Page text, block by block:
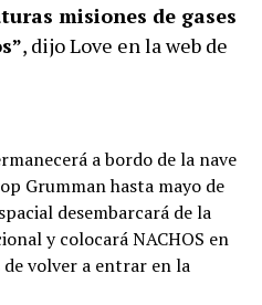
misiones de gases
, dijo Love en la web de
a bordo de la nave
Grumman hasta mayo de
desembarcará de la
y colocará NACHOS en
volver a entrar en la